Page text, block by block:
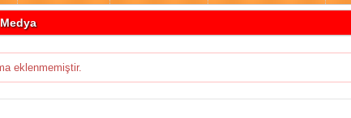
eklenmemiştir.